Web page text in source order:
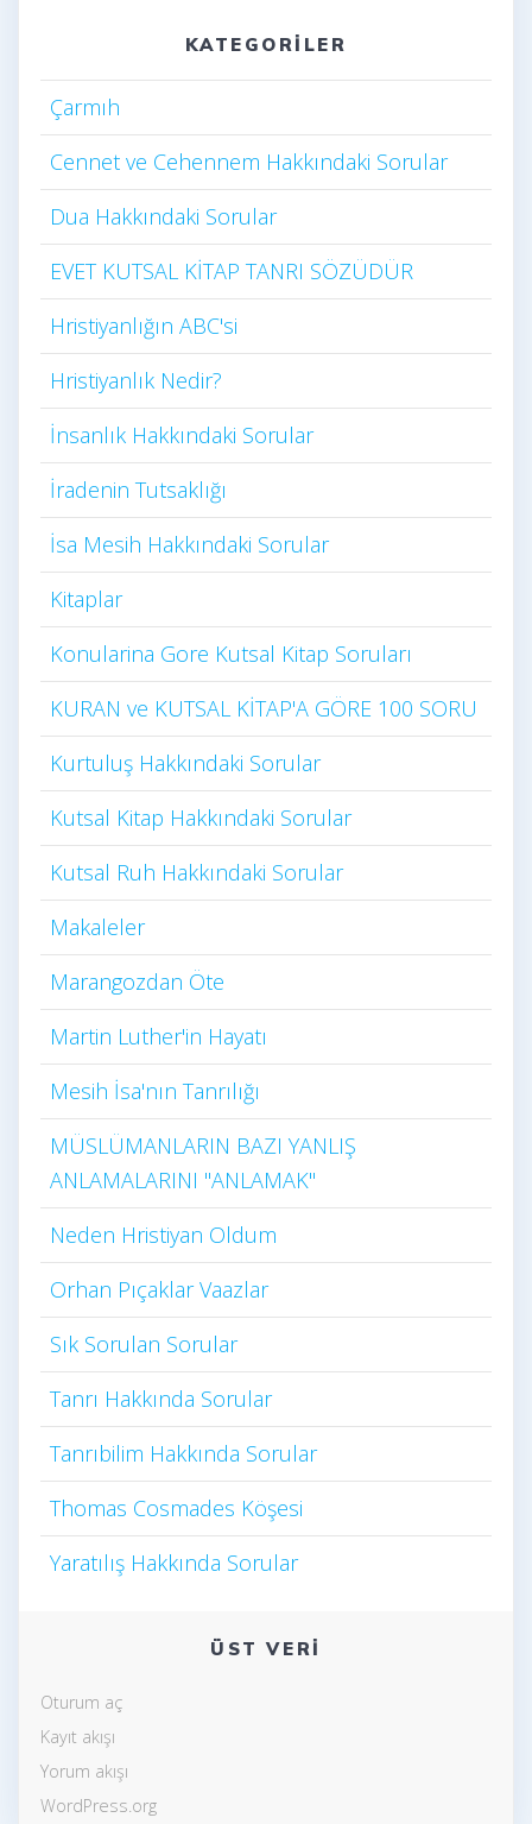
KATEGORILER
Çarmıh​
Cennet ve Cehennem Hakkındaki Sorular
Dua Hakkındaki Sorular
EVET KUTSAL KİTAP TANRI SÖZÜDÜR
Hristiyanlığın ABC'si
Hristiyanlık Nedir?
İnsanlık Hakkındaki Sorular
İradenin Tutsaklığı​
İsa Mesih Hakkındaki Sorular
Kitaplar
Konularina Gore Kutsal Kitap Soruları
KURAN ve KUTSAL KİTAP'A GÖRE 100 SORU
Kurtuluş Hakkındaki Sorular
Kutsal Kitap Hakkındaki Sorular
Kutsal Ruh Hakkındaki Sorular
Makaleler
Marangozdan Öte
Martin Luther'in Hayatı​
Mesih İsa'nın Tanrılığı​
MÜSLÜMANLARIN BAZI YANLIŞ
ANLAMALARINI "ANLAMAK"
Neden Hristiyan Oldum​
Orhan Pıçaklar Vaazlar
Sık Sorulan Sorular
Tanrı Hakkında Sorular
Tanrıbilim Hakkında Sorular
Thomas Cosmades Köşesi
Yaratılış Hakkında Sorular
ÜST VERI
Oturum aç
Kayıt akışı
Yorum akışı
WordPress.org